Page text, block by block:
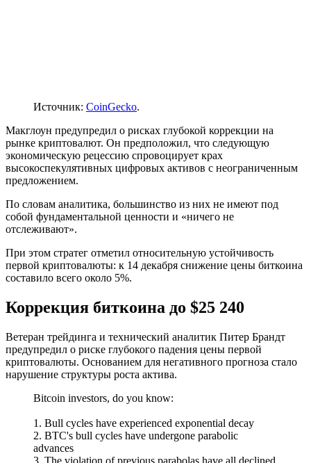
Источник: CoinGecko.
Макглоун предупредил о рисках глубокой коррекции на
рынке криптовалют. Он предположил, что следующую
экономическую рецессию спровоцирует крах
высокоспекулятивных цифровых активов с неограниченным
предложением.
По словам аналитика, большинство из них не имеют под
собой фундаментальной ценности и «ничего не
отслеживают».
При этом стратег отметил относительную устойчивость
первой криптовалюты: к 14 декабря снижение цены биткоина
составило всего около 5%.
Коррекция биткоина до $25 240
Ветеран трейдинга и технический аналитик Питер Брандт
предупредил о риске глубокого падения цены первой
криптовалюты. Основанием для негативного прогноза стало
нарушение структуры роста актива.
Bitcoin investors, do you know:
1. Bull cycles have experienced exponential decay
2. BTC's bull cycles have undergone parabolic
advances
3. The violation of previous parabolas have all declined